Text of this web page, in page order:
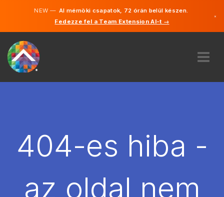
NEW —AI mérnöki csapatok, 72 órán belül készen.
Fedezze fel a Team Extension AI-t →
×
BÉREL
404-es hiba -
az oldal nem